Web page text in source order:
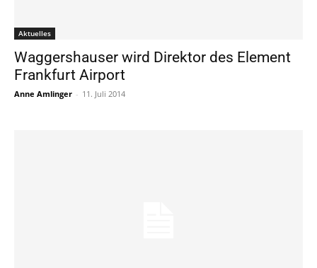
Aktuelles
Waggershauser wird Direktor des Element
Frankfurt Airport
Anne Amlinger - 11. Juli 2014